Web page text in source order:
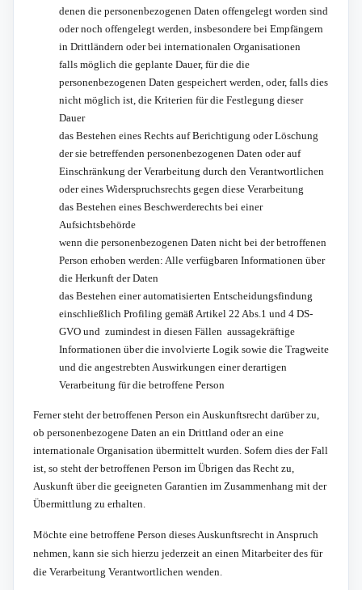
denen die personenbezogenen Daten offengelegt worden sind
oder noch offengelegt werden, insbesondere bei Empfängern
in Drittländern oder bei internationalen Organisationen
falls möglich die geplante Dauer, für die die
personenbezogenen Daten gespeichert werden, oder, falls dies
nicht möglich ist, die Kriterien für die Festlegung dieser
Dauer
das Bestehen eines Rechts auf Berichtigung oder Löschung
der sie betreffenden personenbezogenen Daten oder auf
Einschränkung der Verarbeitung durch den Verantwortlichen
oder eines Widerspruchsrechts gegen diese Verarbeitung
das Bestehen eines Beschwerderechts bei einer
Aufsichtsbehörde
wenn die personenbezogenen Daten nicht bei der betroffenen
Person erhoben werden: Alle verfügbaren Informationen über
die Herkunft der Daten
das Bestehen einer automatisierten Entscheidungsfindung
einschließlich Profiling gemäß Artikel 22 Abs.1 und 4 DS-
GVO und  zumindest in diesen Fällen  aussagekräftige
Informationen über die involvierte Logik sowie die Tragweite
und die angestrebten Auswirkungen einer derartigen
Verarbeitung für die betroffene Person
Ferner steht der betroffenen Person ein Auskunftsrecht darüber zu,
ob personenbezogene Daten an ein Drittland oder an eine
internationale Organisation übermittelt wurden. Sofern dies der Fall
ist, so steht der betroffenen Person im Übrigen das Recht zu,
Auskunft über die geeigneten Garantien im Zusammenhang mit der
Übermittlung zu erhalten.
Möchte eine betroffene Person dieses Auskunftsrecht in Anspruch
nehmen, kann sie sich hierzu jederzeit an einen Mitarbeiter des für
die Verarbeitung Verantwortlichen wenden.